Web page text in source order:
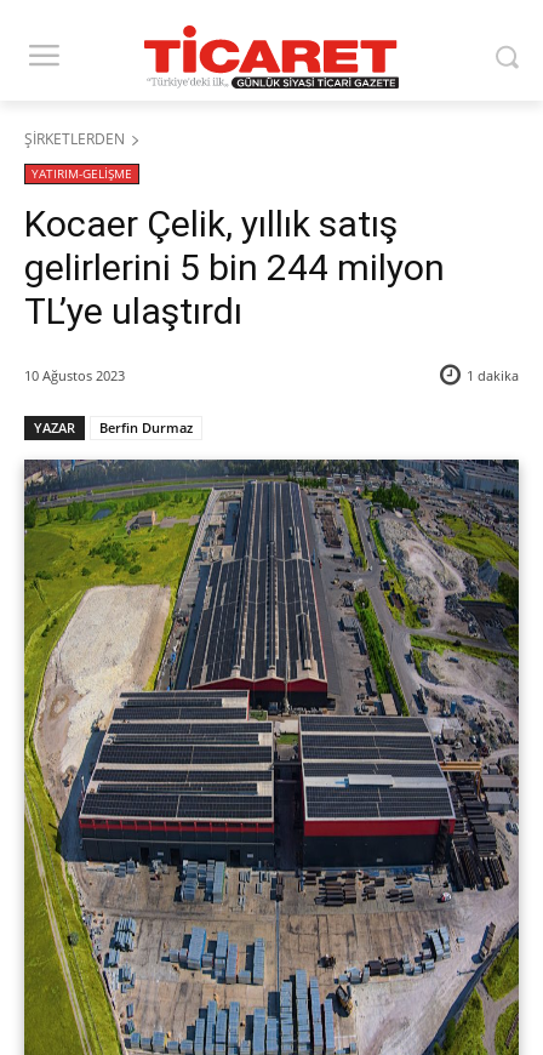
ŞİRKETLERDEN
YATIRIM-GELİŞME
Kocaer Çelik, yıllık satış
gelirlerini 5 bin 244 milyon
TL’ye ulaştırdı
10 Ağustos 2023 1 dakika
YAZAR Berfin Durmaz